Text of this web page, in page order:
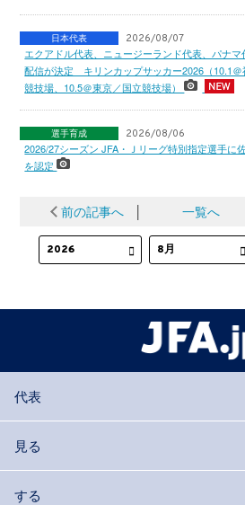
日本代表 2026/08/07
エクアドル代表、ニュージーランド代表、パナ
配信が決定 キリンカップサッカー2026（10.1＠
競技場、10.5＠東京／国立競技場）
選手育成 2026/08/06
2026/27シーズン JFA・Ｊリーグ特別指定選手に
を認定
前の記事へ │ 一覧へ
代表
見る
する